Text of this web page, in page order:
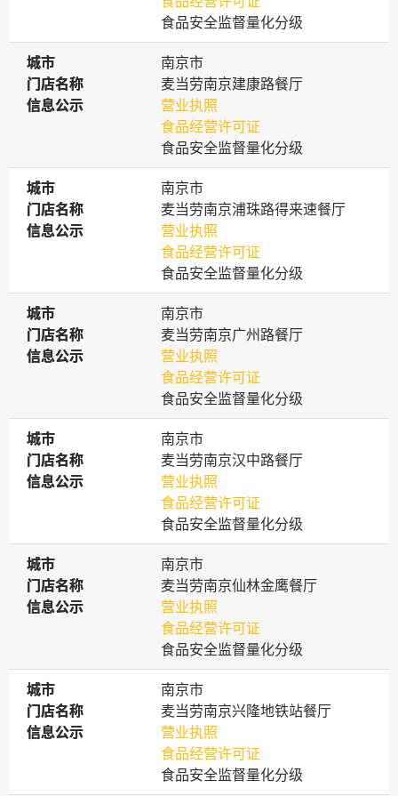
食品安全监督量化分级
城市
城市
南京市
门店名称
门店名称
麦当劳南京建康路餐厅
信息公示
信息公示
营业执照
食品经营许可证
食品安全监督量化分级
城市
城市
南京市
门店名称
门店名称
麦当劳南京浦珠路得来速餐厅
信息公示
信息公示
营业执照
食品经营许可证
食品安全监督量化分级
城市
城市
南京市
门店名称
门店名称
麦当劳南京广州路餐厅
信息公示
信息公示
营业执照
食品经营许可证
食品安全监督量化分级
城市
城市
南京市
门店名称
门店名称
麦当劳南京汉中路餐厅
信息公示
信息公示
营业执照
食品经营许可证
食品安全监督量化分级
城市
城市
南京市
门店名称
门店名称
麦当劳南京仙林金鹰餐厅
信息公示
信息公示
营业执照
食品经营许可证
食品安全监督量化分级
城市
城市
南京市
门店名称
门店名称
麦当劳南京兴隆地铁站餐厅
信息公示
信息公示
营业执照
食品经营许可证
食品安全监督量化分级